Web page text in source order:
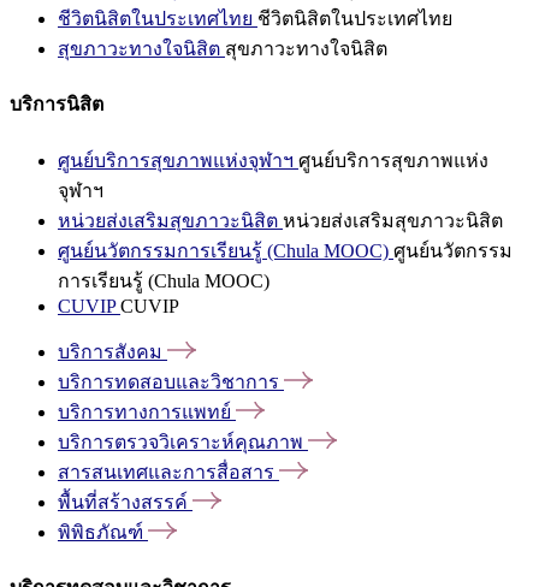
ชีวิตนิสิตในประเทศไทย ชีวิตนิสิตในประเทศไทย
สุขภาวะทางใจนิสิต สุขภาวะทางใจนิสิต
บริการนิสิต
ศูนย์บริการสุขภาพแห่งจุฬาฯ ศูนย์บริการสุขภาพแห่ง
จุฬาฯ
หน่วยส่งเสริมสุขภาวะนิสิต หน่วยส่งเสริมสุขภาวะนิสิต
ศูนย์นวัตกรรมการเรียนรู้ (Chula MOOC) ศูนย์นวัตกรรม
การเรียนรู้ (Chula MOOC)
CUVIPCUVIP
บริการสังคม
บริการทดสอบและวิชาการ
บริการทางการแพทย์
บริการตรวจวิเคราะห์คุณภาพ
สารสนเทศและการสื่อสาร
พื้นที่สร้างสรรค์
พิพิธภัณฑ์